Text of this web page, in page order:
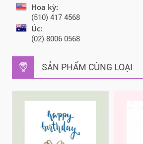
Hoa kỳ:
(510) 417 4568
Úc:
(02) 8006 0568
SẢN PHẨM CÙNG LOẠI